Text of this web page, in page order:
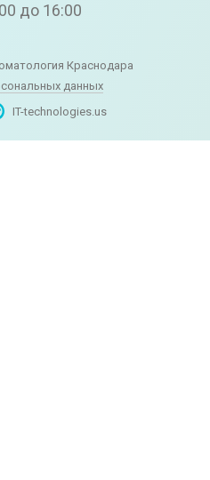
до 16:00
Краснодара
данных
IT-technologies.us